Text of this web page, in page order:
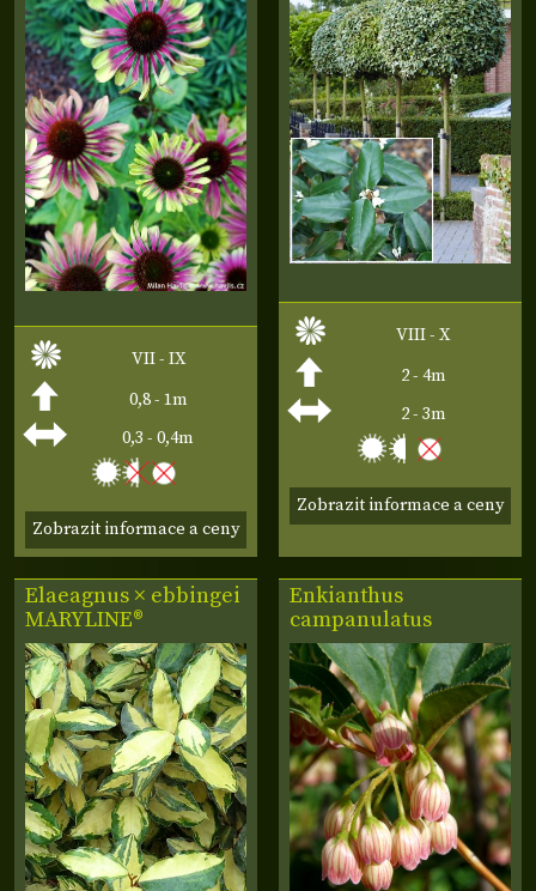
VII - IX
0,8 - 1m
0,3 - 0,4m
Zobrazit informace a ceny
VIII - X
2 - 4m
2 - 3m
Zobrazit informace a ceny
Elaeagnus × ebbingei
MARYLINE®
Enkianthus
campanulatus